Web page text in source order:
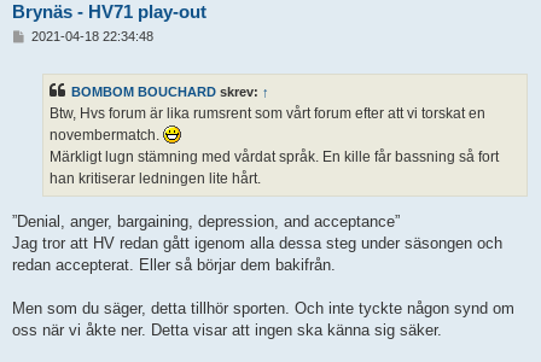
Brynäs - HV71 play-out
2021-04-18 22:34:48
BOMBOM BOUCHARD skrev: ↑
Btw, Hvs forum är lika rumsrent som vårt forum efter att vi torskat en
novembermatch.
Märkligt lugn stämning med vårdat språk. En kille får bassning så fort
han kritiserar ledningen lite hårt.
”Denial, anger, bargaining, depression, and acceptance”
Jag tror att HV redan gått igenom alla dessa steg under säsongen och
redan accepterat. Eller så börjar dem bakifrån.
Men som du säger, detta tillhör sporten. Och inte tyckte någon synd om
oss när vi åkte ner. Detta visar att ingen ska känna sig säker.